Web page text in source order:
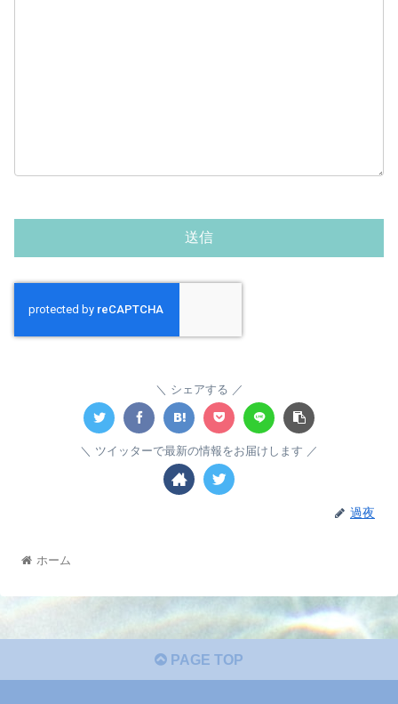
シェアする
ツイッターで最新の情報をお届けします
過夜
ホーム
PAGE TOP